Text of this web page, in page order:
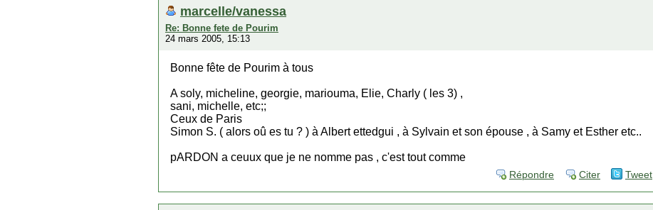
marcelle/vanessa
Re: Bonne fete de Pourim
24 mars 2005, 15:13
Bonne fête de Pourim à tous
A soly, micheline, georgie, mariouma, Elie, Charly ( les 3) ,
sani, michelle, etc;;
Ceux de Paris
Simon S. ( alors oû es tu ? ) à Albert ettedgui , à Sylvain et son épouse , à Samy et Esther etc..
pARDON a ceuux que je ne nomme pas , c'est tout comme
Répondre Citer Tweet